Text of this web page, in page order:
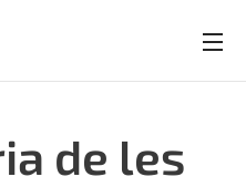
de les